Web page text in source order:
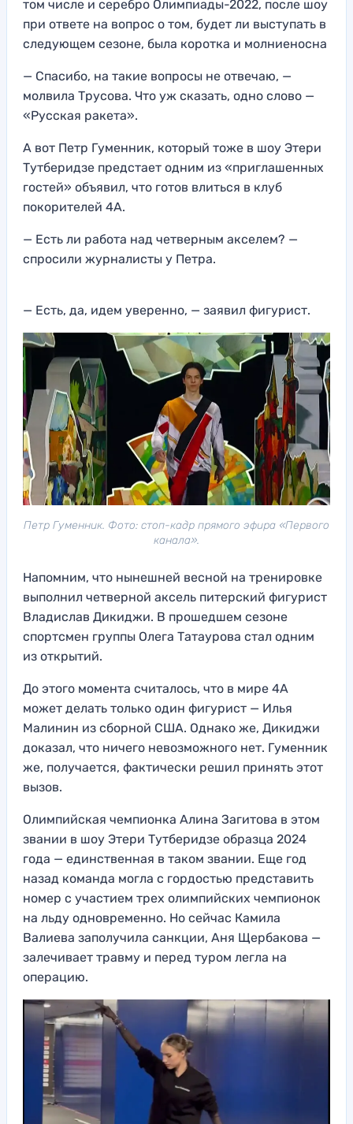
том числе и серебро Олимпиады-2022, после шоу
при ответе на вопрос о том, будет ли выступать в
следующем сезоне, была коротка и молниеносна
— Спасибо, на такие вопросы не отвечаю, —
молвила Трусова. Что уж сказать, одно слово —
«Русская ракета».
А вот Петр Гуменник, который тоже в шоу Этери
Тутберидзе предстает одним из «приглашенных
гостей» объявил, что готов влиться в клуб
покорителей 4А.
— Есть ли работа над четверным акселем? —
спросили журналисты у Петра.
— Есть, да, идем уверенно, — заявил фигурист.
Петр Гуменник. Фото: стоп-кадр прямого эфира «Первого
канала».
Напомним, что нынешней весной на тренировке
выполнил четверной аксель питерский фигурист
Владислав Дикиджи. В прошедшем сезоне
спортсмен группы Олега Татаурова стал одним
из открытий.
До этого момента считалось, что в мире 4А
может делать только один фигурист — Илья
Малинин из сборной США. Однако же, Дикиджи
доказал, что ничего невозможного нет. Гуменник
же, получается, фактически решил принять этот
вызов.
Олимпийская чемпионка Алина Загитова в этом
звании в шоу Этери Тутберидзе образца 2024
года — единственная в таком звании. Еще год
назад команда могла с гордостью представить
номер с участием трех олимпийских чемпионок
на льду одновременно. Но сейчас Камила
Валиева заполучила санкции, Аня Щербакова —
залечивает травму и перед туром легла на
операцию.